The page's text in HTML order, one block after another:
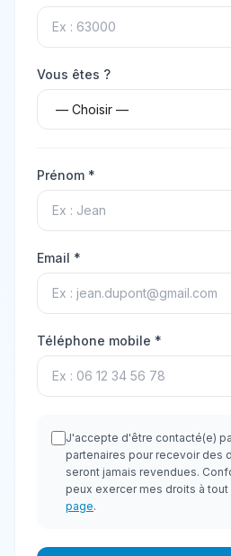
Vous êtes ?
Prénom *
Email *
Téléphone mobile *
J'accepte d'être contacté(e)
partenaires pour recevoir des
seront jamais revendues.
peux exercer mes droits à tout
page.